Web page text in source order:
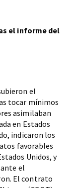
el informe del
el
tocar mínimos
asimilaban
en Estados
indicaron los
favorables
Unidos, y
el
El contrato